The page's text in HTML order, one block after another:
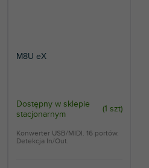
M8U eX
Dostępny w sklepie
stacjonarnym
(1 szt)
Konwerter USB/MIDI. 16 portów.
Detekcja In/Out.